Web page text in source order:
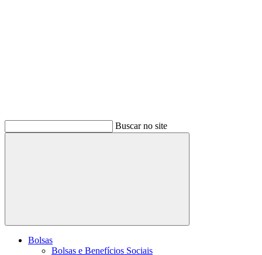
Buscar no site
Buscar
Bolsas
Bolsas e Benefícios Sociais